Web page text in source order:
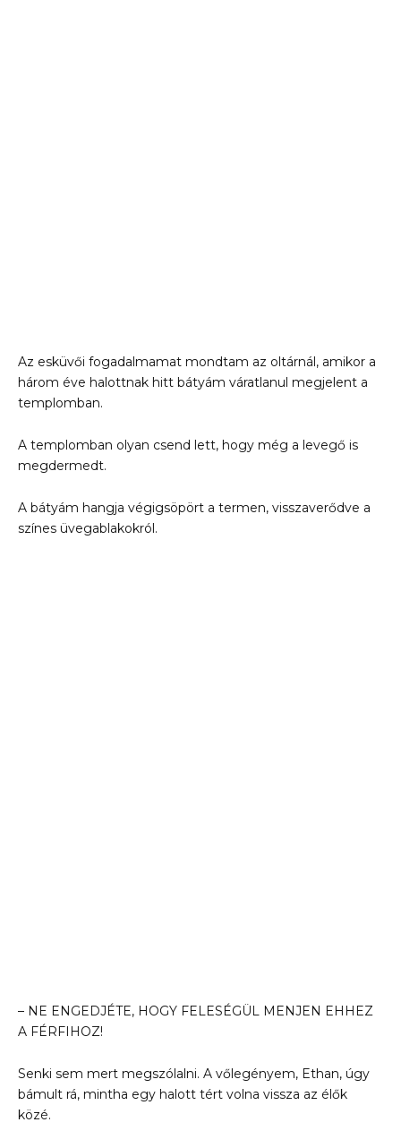
Az esküvői fogadalmamat mondtam az oltárnál, amikor a
három éve halottnak hitt bátyám váratlanul megjelent a
templomban.
A templomban olyan csend lett, hogy még a levegő is
megdermedt.
A bátyám hangja végigsöpört a termen, visszaverődve a
színes üvegablakokról.
– NE ENGEDJÉTE, HOGY FELESÉGÜL MENJEN EHHEZ
A FÉRFIHOZ!
Senki sem mert megszólalni. A vőlegényem, Ethan, úgy
bámult rá, mintha egy halott tért volna vissza az élők
közé.